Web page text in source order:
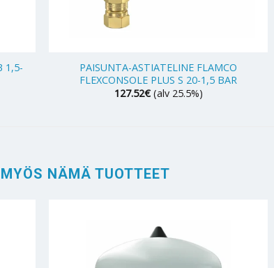
1,5-
PAISUNTA-ASTIATELINE FLAMCO
FLEXCONSOLE PLUS S 20-1,5 BAR
127.52€ (alv 25.5%)
NÄMÄ TUOTTEET